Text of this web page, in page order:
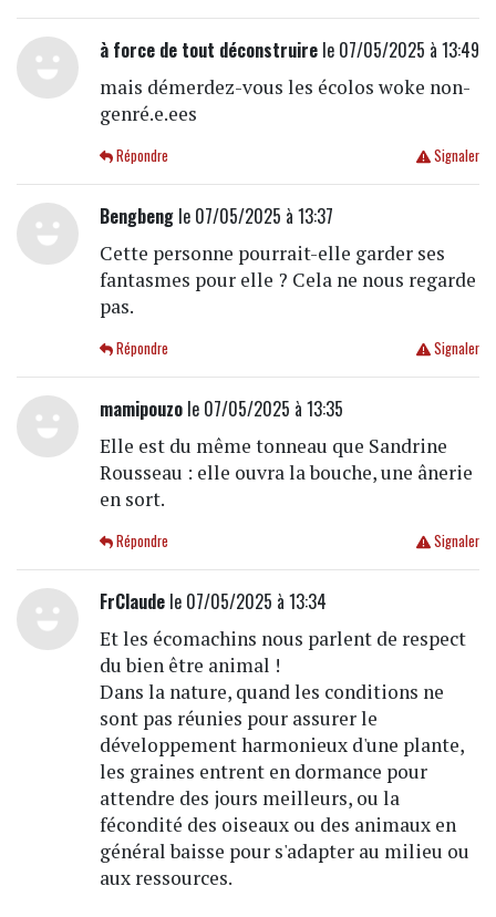
à force de tout déconstruirele 07/05/2025 à 13:49
mais démerdez-vous les écolos woke non-
genré.e.ees
Signaler
Répondre
Bengbengle 07/05/2025 à 13:37
Cette personne pourrait-elle garder ses
fantasmes pour elle ? Cela ne nous regarde
pas.
Signaler
Répondre
mamipouzole 07/05/2025 à 13:35
Elle est du même tonneau que Sandrine
Rousseau : elle ouvra la bouche, une ânerie
en sort.
Signaler
Répondre
FrClaudele 07/05/2025 à 13:34
Et les écomachins nous parlent de respect
du bien être animal !
Dans la nature, quand les conditions ne
sont pas réunies pour assurer le
développement harmonieux d'une plante,
les graines entrent en dormance pour
attendre des jours meilleurs, ou la
fécondité des oiseaux ou des animaux en
général baisse pour s'adapter au milieu ou
aux ressources.